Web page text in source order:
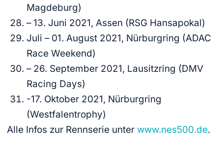
Magdeburg)
– 13. Juni 2021, Assen (RSG Hansapokal)
Juli – 01. August 2021, Nürburgring (ADAC
Race Weekend)
– 26. September 2021, Lausitzring (DMV
Racing Days)
-17. Oktober 2021, Nürburgring
(Westfalentrophy)
Alle Infos zur Rennserie unterwww.nes500.de.